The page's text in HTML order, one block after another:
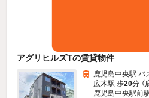
アグリヒルズTの賃貸物件
鹿児島中央駅 バ
広木駅 歩20分 （
鹿児島中央駅前